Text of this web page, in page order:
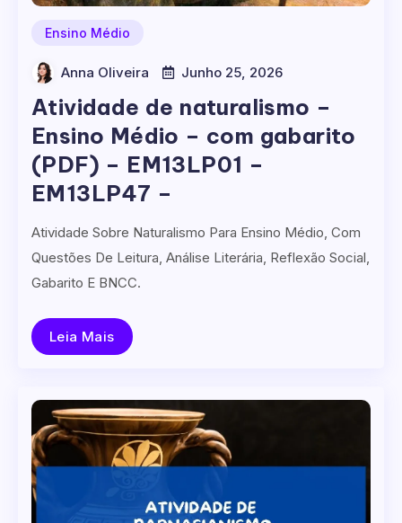
Ensino Médio
Anna Oliveira Junho 25, 2026
Atividade de naturalismo –
Ensino Médio – com gabarito
(PDF) – EM13LP01 –
EM13LP47 –
Atividade Sobre Naturalismo Para Ensino Médio, Com
Questões De Leitura, Análise Literária, Reflexão Social,
Gabarito E BNCC.
Leia Mais